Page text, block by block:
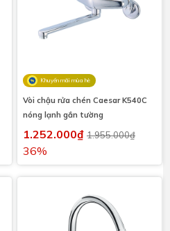
Khuyến mãi mùa hè
Vòi chậu rửa chén Caesar K540C
nóng lạnh gắn tường
1.252.000₫ 1.955.000₫
36%